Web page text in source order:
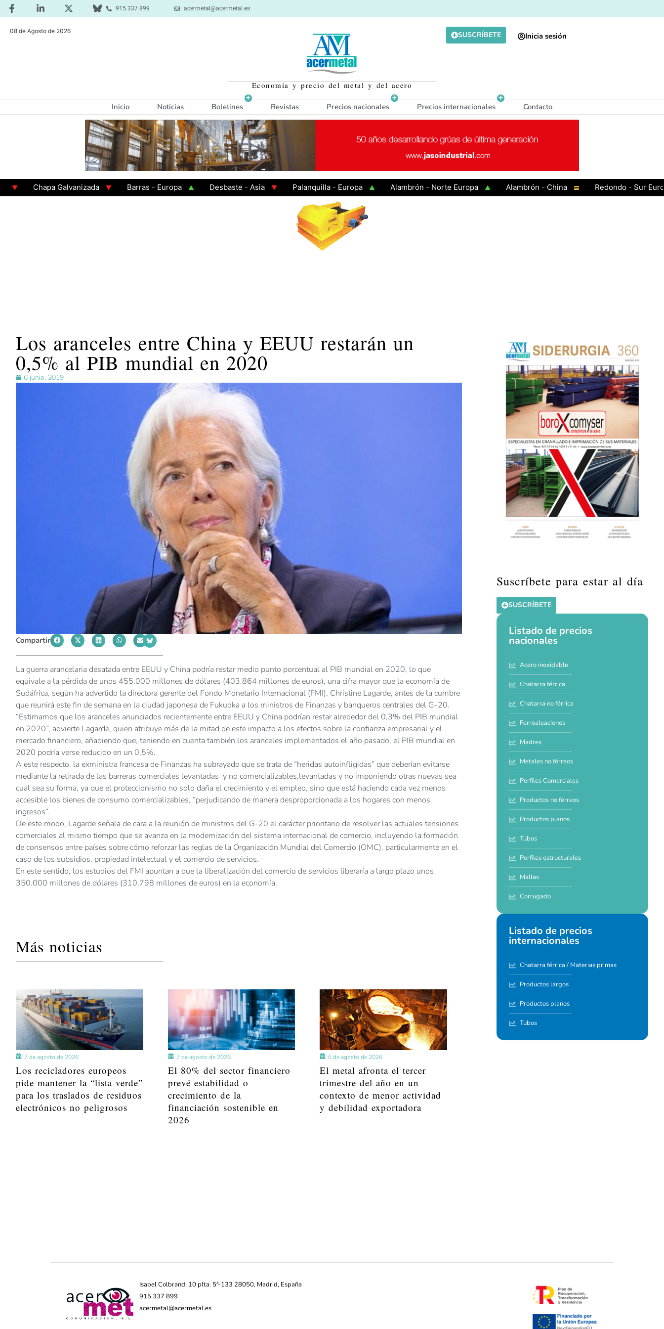
915 337 899 acermetal@acermetal.es
08 de Agosto de 2026
Economía y precio del metal y del acero
SUSCRÍBETE Inicia sesión
Inicio Noticias Boletines Revistas Precios nacionales Precios internacionales Contacto
Chapa Galvanizada Barras - Europa Desbaste - Asia Palanquilla - Europa Alambrón - Norte Europa Alambrón - China
Redondo - Sur Europa
Los aranceles entre China y EEUU restarán un
0,5% al PIB mundial en 2020
6 junio, 2019
Compartir
La guerra arancelaria desatada entre EEUU y China podría restar medio punto porcentual al PIB mundial en 2020, lo que
equivale a la pérdida de unos 455.000 millones de dólares (403.864 millones de euros), una cifra mayor que la economía de
Sudáfrica, según ha advertido la directora gerente del Fondo Monetario Internacional (FMI), Christine Lagarde, antes de la cumbre
que reunirá este fin de semana en la ciudad japonesa de Fukuoka a los ministros de Finanzas y banqueros centrales del G-20.
“Estimamos que los aranceles anunciados recientemente entre EEUU y China podrían restar alrededor del 0,3% del PIB mundial
en 2020”, advierte Lagarde, quien atribuye más de la mitad de este impacto a los efectos sobre la confianza empresarial y el
mercado financiero, añadiendo que, teniendo en cuenta también los aranceles implementados el año pasado, el PIB mundial en
2020 podría verse reducido en un 0,5%.
A este respecto, la exministra francesa de Finanzas ha subrayado que se trata de “heridas autoinfligidas” que deberían evitarse
mediante la retirada de las barreras comerciales levantadas y no comercializables,levantadas y no imponiendo otras nuevas sea
cual sea su forma, ya que el proteccionismo no solo daña el crecimiento y el empleo, sino que está haciendo cada vez menos
accesible los bienes de consumo comercializables, “perjudicando de manera desproporcionada a los hogares con menos
ingresos”.
De este modo, Lagarde señala de cara a la reunión de ministros del G-20 el carácter prioritario de resolver las actuales tensiones
comerciales al mismo tiempo que se avanza en la modernización del sistema internacional de comercio, incluyendo la formación
de consensos entre países sobre cómo reforzar las reglas de la Organización Mundial del Comercio (OMC), particularmente en el
caso de los subsidios, propiedad intelectual y el comercio de servicios.
En este sentido, los estudios del FMI apuntan a que la liberalización del comercio de servicios liberaría a largo plazo unos
350.000 millones de dólares (310.798 millones de euros) en la economía.
Más noticias
7 de agosto de 2026
Los recicladores europeos
pide mantener la “lista verde”
para los traslados de residuos
electrónicos no peligrosos
7 de agosto de 2026
El 80% del sector financiero
prevé estabilidad o
crecimiento de la
financiación sostenible en
2026
6 de agosto de 2026
El metal afronta el tercer
trimestre del año en un
contexto de menor actividad
y debilidad exportadora
Suscríbete para estar al día
SUSCRÍBETE
Listado de precios
nacionales
Acero inoxidable
Chatarra férrica
Chatarra no férrica
Ferroaleaciones
Madres
Metales no férreos
Perfiles Comerciales
Productos no férreos
Productos planos
Tubos
Perfiles estructurales
Mallas
Corrugado
Listado de precios
internacionales
Chatarra férrica / Materias primas
Productos largos
Productos planos
Tubos
Isabel Colbrand, 10 plta. 5ª-133 28050, Madrid, España
915 337 899
acermetal@acermetal.es